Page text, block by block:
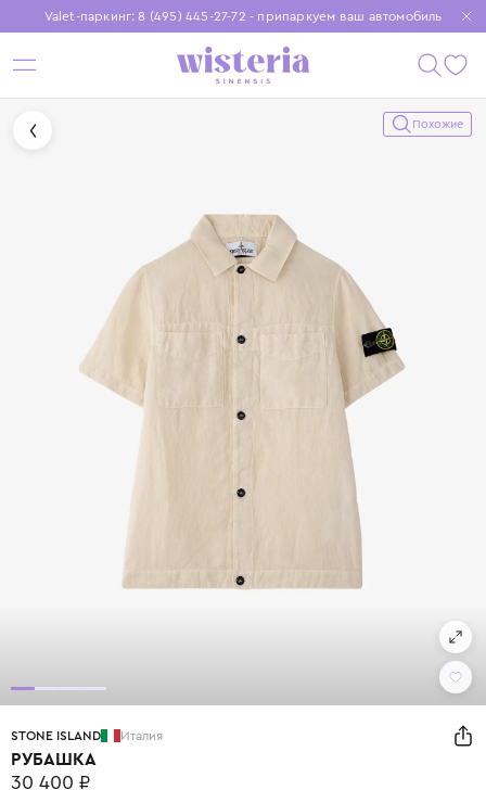
Valet-паркинг: 8 (495) 445-27-72 - припаркуем ваш автомобиль
Бесплатная доставка при заказе от 15 000 ₽
Установите приложение, чтобы покупки были еще удобнее
Похожие
STONE ISLAND Италия
РУБАШКА
30 400 ₽